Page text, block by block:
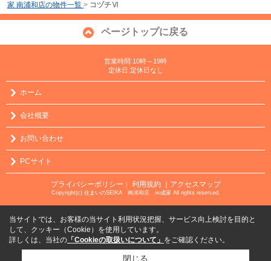
家 南浦和店の物件一覧 > コヅチⅥ
ページトップに戻る
営業時間:10時～19時
定休日:定休日なし
ホーム
会社概要
お問い合わせ
PCサイト
プライバシーポリシー 利用規約 ｜アクセスマップ
Copyright(c) 住まいのSEIKA 南浦和店 ㈱成家 All rights reserved.
当サイトでは、お客様の当サイト利用状況把握、サービス向上検討を目的と
して、クッキー（Cookie）を使用しています。
詳しくは、当社の 「Cookieの取扱いについて」 をご確認ください。
閉じる